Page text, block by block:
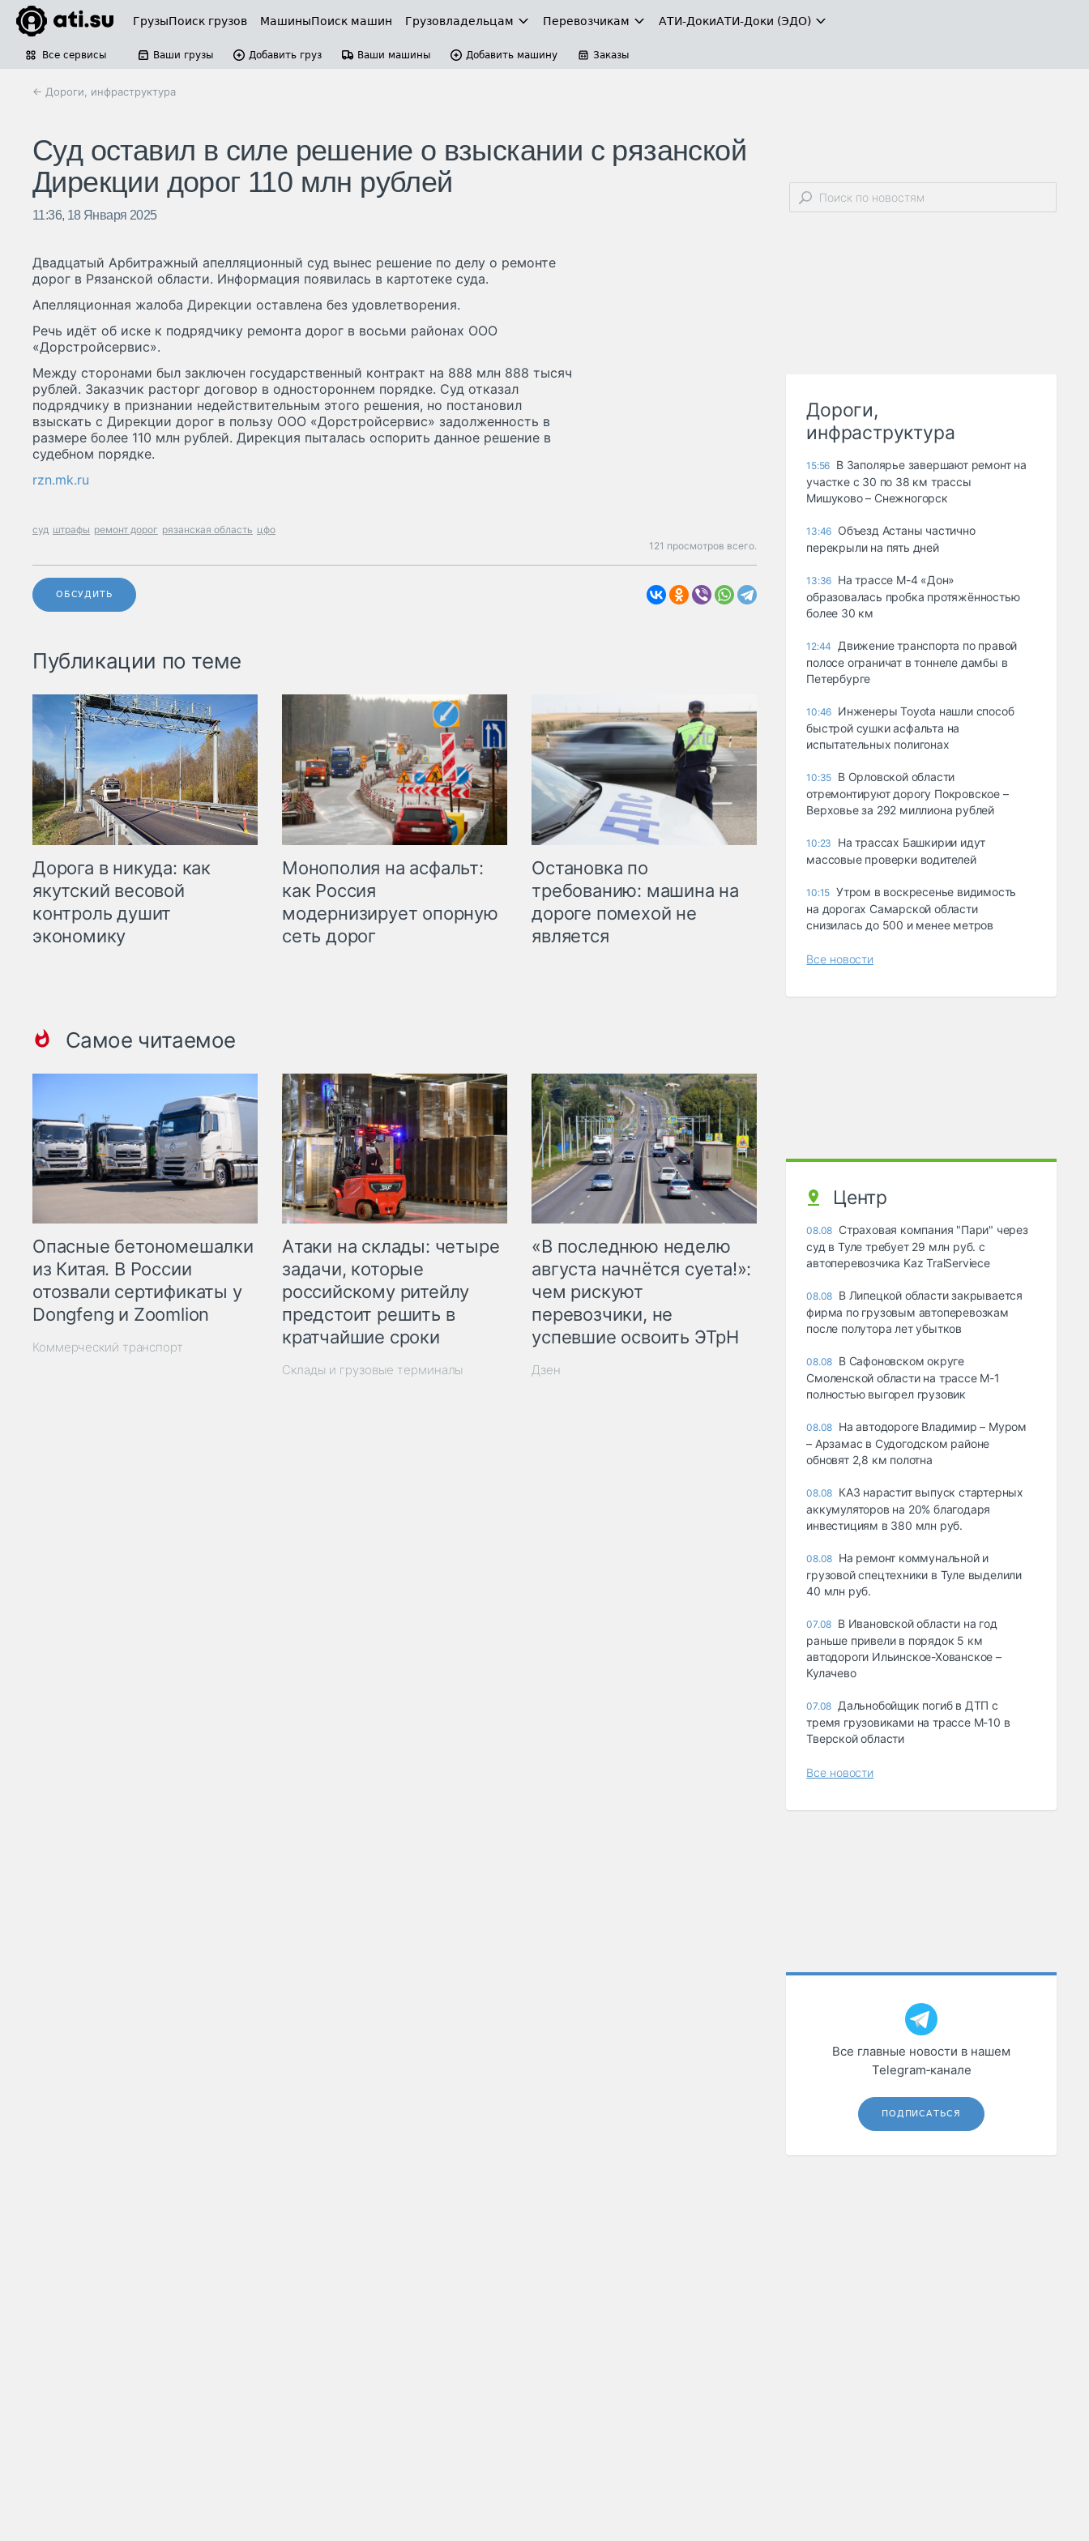
ГрузыПоиск грузов МашиныПоиск машин Грузовладельцам Перевозчикам АТИ-ДокиАТИ-Доки (ЭДО)
Все сервисы Ваши грузы Добавить груз Ваши машины Добавить машину Заказы
← Дороги, инфраструктура
Суд оставил в силе решение о взыскании с рязанской
Дирекции дорог 110 млн рублей
11:36, 18 Января 2025
Двадцатый Арбитражный апелляционный суд вынес решение по делу о ремонте
дорог в Рязанской области. Информация появилась в картотеке суда.
Апелляционная жалоба Дирекции оставлена без удовлетворения.
Речь идёт об иске к подрядчику ремонта дорог в восьми районах ООО
«Дорстройсервис».
Между сторонами был заключен государственный контракт на 888 млн 888 тысяч
рублей. Заказчик расторг договор в одностороннем порядке. Суд отказал
подрядчику в признании недействительным этого решения, но постановил
взыскать с Дирекции дорог в пользу ООО «Дорстройсервис» задолженность в
размере более 110 млн рублей. Дирекция пыталась оспорить данное решение в
судебном порядке.
rzn.mk.ru
суд штрафы ремонт дорог рязанская область цфо
121 просмотров всего.
ОБСУДИТЬ
Публикации по теме
Дорога в никуда: как
якутский весовой
контроль душит
экономику
Монополия на асфальт:
как Россия
модернизирует опорную
сеть дорог
Остановка по
требованию: машина на
дороге помехой не
является
Самое читаемое
Опасные бетономешалки
из Китая. В России
отозвали сертификаты у
Dongfeng и Zoomlion
Коммерческий транспорт
Атаки на склады: четыре
задачи, которые
российскому ритейлу
предстоит решить в
кратчайшие сроки
Склады и грузовые терминалы
«В последнюю неделю
августа начнётся суета!»:
чем рискуют
перевозчики, не
успевшие освоить ЭТрН
Дзен
Дороги,
инфраструктура
15:56 В Заполярье завершают ремонт на
участке с 30 по 38 км трассы
Мишуково – Снежногорск
13:46 Объезд Астаны частично
перекрыли на пять дней
13:36 На трассе М-4 «Дон»
образовалась пробка протяжённостью
более 30 км
12:44
Движение транспорта по правой
полосе ограничат в тоннеле дамбы в
Петербурге
10:46 Инженеры Toyota нашли способ
быстрой сушки асфальта на
испытательных полигонах
10:35 В Орловской области
отремонтируют дорогу Покровское –
Верховье за 292 миллиона рублей
10:23
На трассах Башкирии идут
массовые проверки водителей
10:15 Утром в воскресенье видимость
на дорогах Самарской области
снизилась до 500 и менее метров
Все новости
Центр
08.08 Страховая компания "Пари" через
суд в Туле требует 29 млн руб. с
автоперевозчика Kaz TralServiece
08.08 В Липецкой области закрывается
фирма по грузовым автоперевозкам
после полутора лет убытков
08.08 В Сафоновском округе
Смоленской области на трассе М-1
полностью выгорел грузовик
08.08 На автодороге Владимир – Муром
– Арзамас в Судогодском районе
обновят 2,8 км полотна
08.08 КАЗ нарастит выпуск стартерных
аккумуляторов на 20% благодаря
инвестициям в 380 млн руб.
08.08 На ремонт коммунальной и
грузовой спецтехники в Туле выделили
40 млн руб.
07.08 В Ивановской области на год
раньше привели в порядок 5 км
автодороги Ильинское-Хованское –
Кулачево
07.08 Дальнобойщик погиб в ДТП с
тремя грузовиками на трассе М-10 в
Тверской области
Все новости
Все главные новости в нашем
Telegram‑канале
ПОДПИСАТЬСЯ